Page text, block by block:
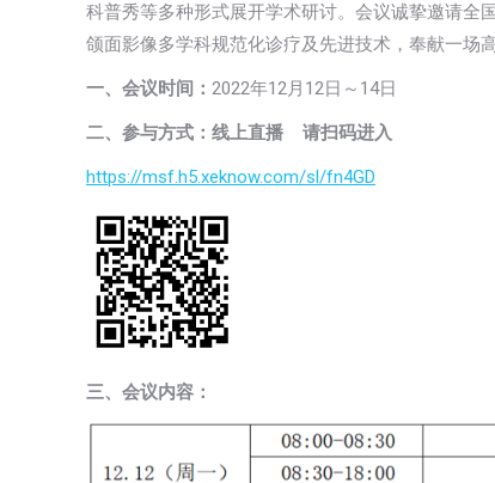
科普秀等多种形式展开学术研讨。会议诚挚邀请全
颌面影像多学科规范化诊疗及先进技术，奉献一场
一、会议时间： 2022年12月12日～14日
二、参与方式：线上直播 请扫码进入
https://msf.h5.xeknow.com/sl/fn4GD
三、会议内容：